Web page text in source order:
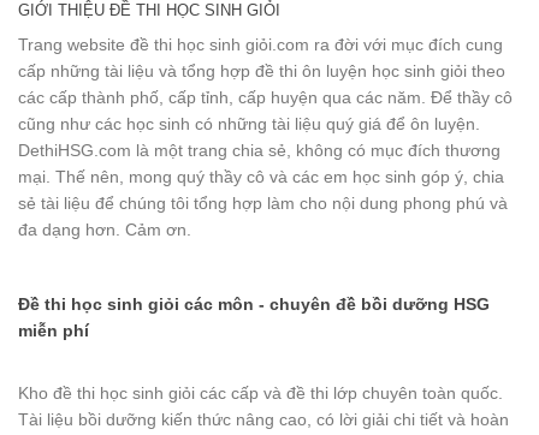
GIỚI THIỆU ĐỀ THI HỌC SINH GIỎI
Trang website đề thi học sinh giỏi.com ra đời với mục đích cung
cấp những tài liệu và tổng hợp đề thi ôn luyện học sinh giỏi theo
các cấp thành phố, cấp tỉnh, cấp huyện qua các năm. Để thầy cô
cũng như các học sinh có những tài liệu quý giá để ôn luyện.
DethiHSG.com là một trang chia sẻ, không có mục đích thương
mại. Thế nên, mong quý thầy cô và các em học sinh góp ý, chia
sẻ tài liệu để chúng tôi tổng hợp làm cho nội dung phong phú và
đa dạng hơn. Cảm ơn.
Đề thi học sinh giỏi các môn - chuyên đề bồi dưỡng HSG
miễn phí
Kho đề thi học sinh giỏi các cấp và đề thi lớp chuyên toàn quốc.
Tài liệu bồi dưỡng kiến thức nâng cao, có lời giải chi tiết và hoàn